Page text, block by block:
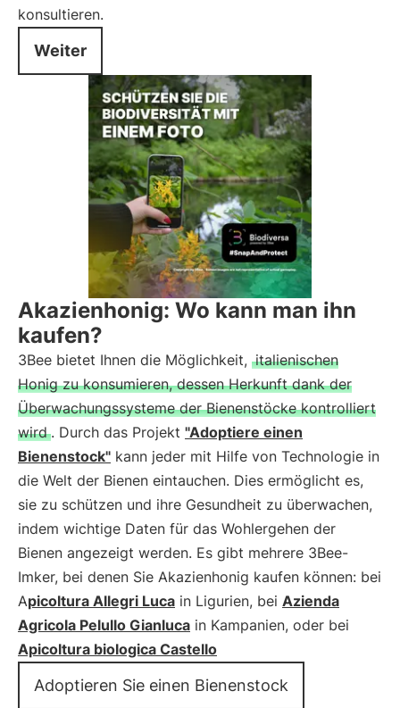
konsultieren.
Weiter
Akazienhonig: Wo kann man ihn
kaufen?
3Bee bietet Ihnen die Möglichkeit, italienischen
Honig zu konsumieren, dessen Herkunft dank der
Überwachungssysteme der Bienenstöcke kontrolliert
wird . Durch das Projekt "Adoptiere einen
Bienenstock" kann jeder mit Hilfe von Technologie in
die Welt der Bienen eintauchen. Dies ermöglicht es,
sie zu schützen und ihre Gesundheit zu überwachen,
indem wichtige Daten für das Wohlergehen der
Bienen angezeigt werden. Es gibt mehrere 3Bee-
Imker, bei denen Sie Akazienhonig kaufen können: bei
Apicoltura Allegri Luca in Ligurien, bei Azienda
Agricola Pelullo Gianluca in Kampanien, oder bei
Apicoltura biologica Castello
Adoptieren Sie einen Bienenstock